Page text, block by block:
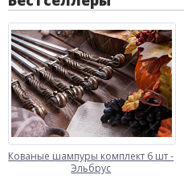
Кованые шампуры комплект 6 шт -
Эльбрус